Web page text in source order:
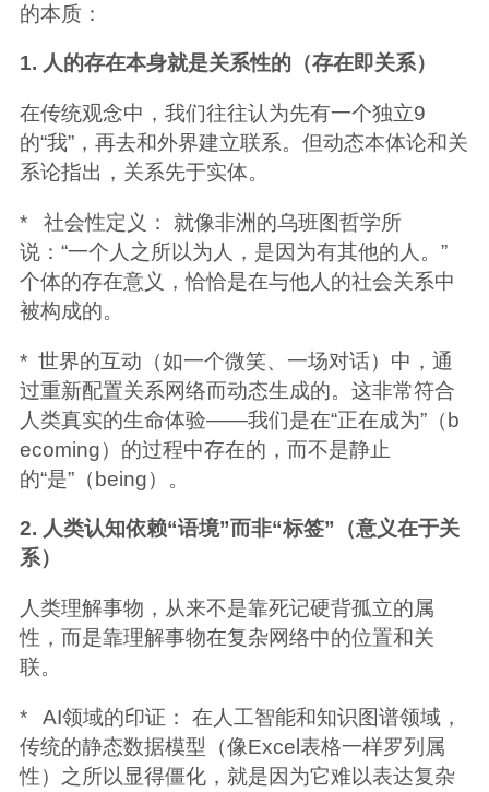
的本质：
1. 人的存在本身就是关系性的（存在即关系）
在传统观念中，我们往往认为先有一个独立9
的“我”，再去和外界建立联系。但动态本体论和关
系论指出，关系先于实体。
* 社会性定义： 就像非洲的乌班图哲学所
说：“一个人之所以为人，是因为有其他的人。”
个体的存在意义，恰恰是在与他人的社会关系中
被构成的。
* 世界的互动（如一个微笑、一场对话）中，通
过重新配置关系网络而动态生成的。这非常符合
人类真实的生命体验——我们是在“正在成为”（b
ecoming）的过程中存在的，而不是静止
的“是”（being）。
2. 人类认知依赖“语境”而非“标签”（意义在于关
系）
人类理解事物，从来不是靠死记硬背孤立的属
性，而是靠理解事物在复杂网络中的位置和关
联。
* AI领域的印证： 在人工智能和知识图谱领域，
传统的静态数据模型（像Excel表格一样罗列属
性）之所以显得僵化，就是因为它难以表达复杂